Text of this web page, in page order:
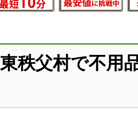
東秩父村で不用